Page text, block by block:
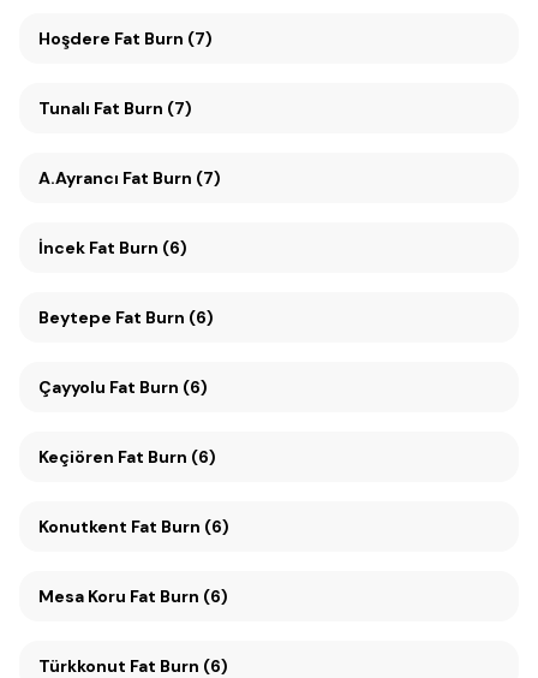
Hoşdere Fat Burn (7)
Tunalı Fat Burn (7)
A.Ayrancı Fat Burn (7)
İncek Fat Burn (6)
Beytepe Fat Burn (6)
Çayyolu Fat Burn (6)
Keçiören Fat Burn (6)
Konutkent Fat Burn (6)
Mesa Koru Fat Burn (6)
Türkkonut Fat Burn (6)